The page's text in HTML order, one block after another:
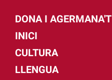
DONA I AGERMANA'T
INICI
CULTURA
LLENGUA